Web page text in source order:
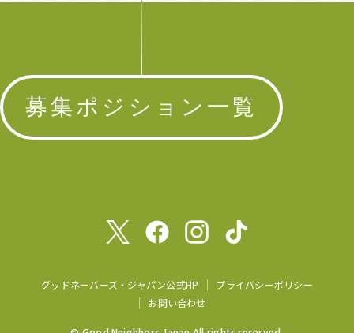
募集ポジション一覧
グッドネーバーズ・ジャパン公式HP
プライバシーポリシー
お問い合わせ